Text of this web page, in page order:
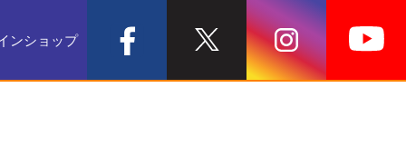
ンショップ